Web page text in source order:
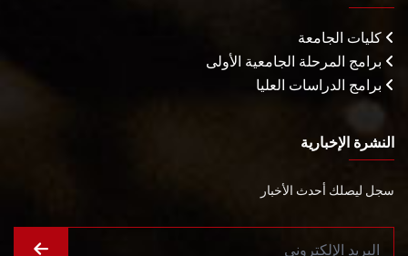
كليات الجامعة
برامج المرحلة الجامعية الأولى
برامج الدراسات العليا
النشرة الإخبارية
سجل ليصلك أحدث الأخبار